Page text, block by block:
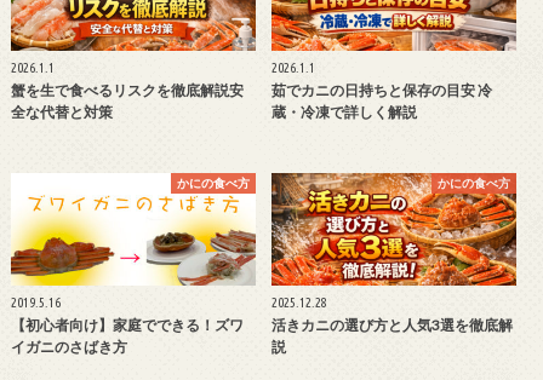
2026.1.1
蟹を生で食べるリスクを徹底解説安
全な代替と対策
2026.1.1
茹でカニの日持ちと保存の目安 冷
蔵・冷凍で詳しく解説
かにの食べ方
2019.5.16
【初心者向け】家庭でできる！ズワ
イガニのさばき方
かにの食べ方
2025.12.28
活きカニの選び方と人気3選を徹底解
説